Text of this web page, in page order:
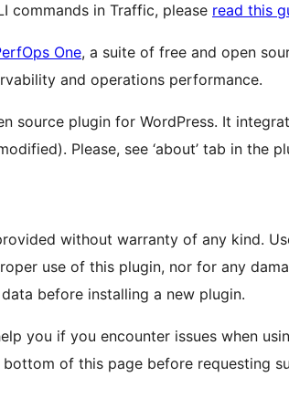
commands in Traffic, please read this
One, a suite of free and open
and operations performance.
source plugin for WordPress. It
Please, see ‘about’ tab in the
without warranty of any kind.
use of this plugin, nor for any
before installing a new plugin.
you if you encounter issues when
bottom of this page before requesting